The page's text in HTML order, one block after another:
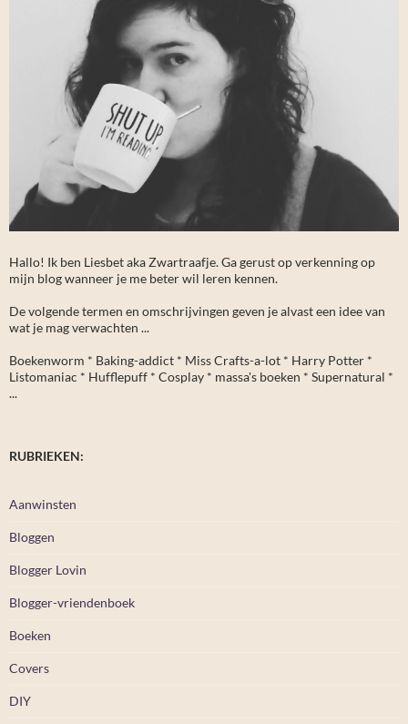
Hallo! Ik ben Liesbet aka Zwartraafje. Ga gerust op verkenning op
mijn blog wanneer je me beter wil leren kennen.
De volgende termen en omschrijvingen geven je alvast een idee van
wat je mag verwachten ...
Boekenworm * Baking-addict * Miss Crafts-a-lot * Harry Potter *
Listomaniac * Hufflepuff * Cosplay * massa's boeken * Supernatural *
...
RUBRIEKEN:
Aanwinsten
Bloggen
Blogger Lovin
Blogger-vriendenboek
Boeken
Covers
DIY